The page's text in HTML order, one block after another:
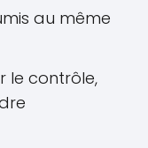
au même
le contrôle,